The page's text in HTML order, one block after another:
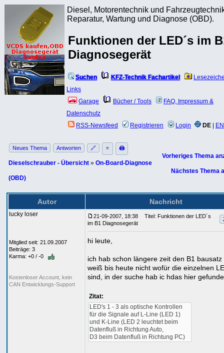
Diesel, Motorentechnik und
Reparatur, Wartung und Diagnose (OBD).
Funktionen der LED´s im
Diagnosegerät
Suchen KFZ-Technik Fachartikel
Links
Garage
Bücher / Tools
FAQ, Impressum &
Datenschutz
RSS-Newsfeed
Registrieren Login DE EN
Neues Thema Antworten 🔗 ⭐ 🖨
Dieselschrauber - Übersicht » On-Board-Diagnose
(OBD)
Vorheriges Thema
Nächstes Thema
Autor Nachricht
lucky loser
Mitglied seit: 21.09.2007
Beiträge: 3
Karma: +0 / -0
Kostenloser Account, kein
CAN Entwicklungs-Support
21-09-2007, 18:38
Titel: Funktionen der LED´s
im B1 Diagnosegerät
hi leute,
ich hab schon längere zeit den B1 bausatz
weiß bis heute nicht wofür die einzelnen
sind, in der suche hab ic hdas hier
Zitat:
LED's 1 - 3 als optische Kontrollen
für die Signale auf L-Line (LED 1)
und K-Line (LED 2 leuchtet beim
Datenfluß in Richtung Auto,
D3 beim Datenfluß in Richtung PC)